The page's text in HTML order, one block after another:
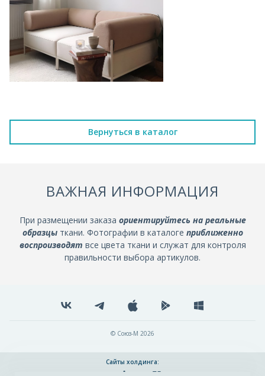
Вернуться в каталог
ВАЖНАЯ ИНФОРМАЦИЯ
При размещении заказа ориентируйтесь на реальные
образцыткани. Фотографии в каталоге приближенно
воспроизводят все цвета ткани и служат для контроля
правильности выбора артикулов.
© Союз-М 2026
Сайты холдинга: